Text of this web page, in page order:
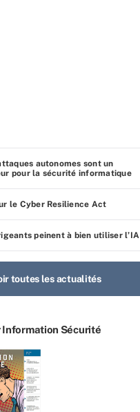
autonomes sont un
pour la sécurité informatique
le Cyber Resilience Act
peinent à bien utiliser l’IA
toutes les actualités
Information Sécurité